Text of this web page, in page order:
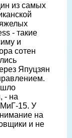
из самых
- такие
и
сотен
Япуцзян
шло
- на
15. У
на
и не